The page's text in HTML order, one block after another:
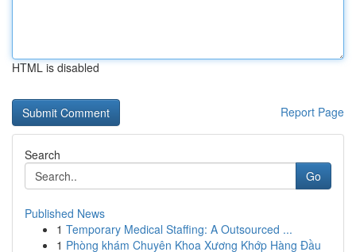
HTML is disabled
Report Page
Search
Go
Published News
1 Temporary Medical Staffing: A Outsourced ...
1 Phòng khám Chuyên Khoa Xương Khớp Hàng Đầu